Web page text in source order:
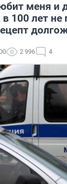
меня и
100 лет не
2 996 4